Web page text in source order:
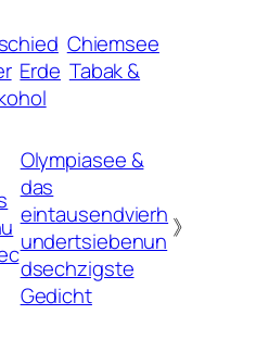
Chiemsee
Erde Tabak &
Olympiasee &
das
eintausendvierh
undertsiebenun
dsechzigste
Gedicht
》